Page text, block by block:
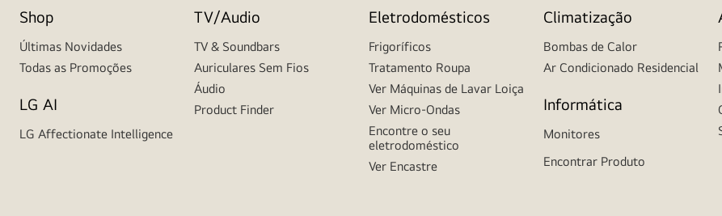
Shop
Últimas Novidades
Todas as Promoções
LG AI
LG Affectionate Intelligence
TV/Audio
TV & Soundbars
Auriculares Sem Fios
Áudio
Product Finder
Eletrodomésticos
Frigoríficos
Tratamento Roupa
Ver Máquinas de Lavar Loiça
Ver Micro-Ondas
Encontre o seu
eletrodoméstico
Ver Encastre
Climatização
Bombas de Calor
Ar Condicionado Residencial
Informática
Monitores
Encontrar Produto